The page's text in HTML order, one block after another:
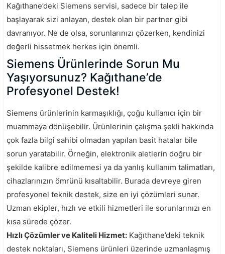
Kağıthane’deki Siemens servisi, sadece bir talep ile
başlayarak sizi anlayan, destek olan bir partner gibi
davranıyor. Ne de olsa, sorunlarınızı çözerken, kendinizi
değerli hissetmek herkes için önemli.
Siemens Ürünlerinde Sorun Mu
Yaşıyorsunuz? Kağıthane’de
Profesyonel Destek!
Siemens ürünlerinin karmaşıklığı, çoğu kullanıcı için bir
muammaya dönüşebilir. Ürünlerinin çalışma şekli hakkında
çok fazla bilgi sahibi olmadan yapılan basit hatalar bile
sorun yaratabilir. Örneğin, elektronik aletlerin doğru bir
şekilde kalibre edilmemesi ya da yanlış kullanım talimatları,
cihazlarınızın ömrünü kısaltabilir. Burada devreye giren
profesyonel teknik destek, size en iyi çözümleri sunar.
Uzman ekipler, hızlı ve etkili hizmetleri ile sorunlarınızı en
kısa sürede çözer.
Hızlı Çözümler ve Kaliteli Hizmet: Kağıthane’deki teknik
destek noktaları, Siemens ürünleri üzerinde uzmanlaşmış